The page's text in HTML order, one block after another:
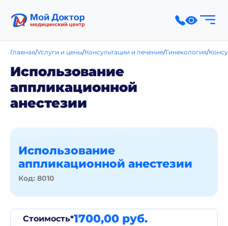
Главная Услуги и цены Консультации и лечение Гинекология
Использование
аппликационной
анестезии
Использование
аппликационной анестезии
Код: 8010
Стоимость*1700,00 руб.